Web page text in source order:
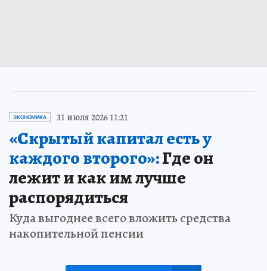
ЭКОНОМИКА 31 июля 2026 11:21
«Скрытый капитал есть у
каждого второго»:Где он
лежит и как им лучше
распорядиться
Куда выгоднее всего вложить средства
накопительной пенсии